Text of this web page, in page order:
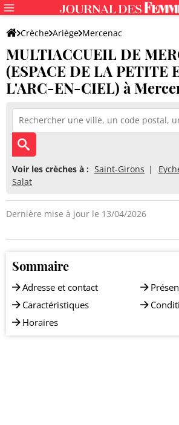
Crèche Ariège Mercenac
MULTIACCUEIL DE MERCENAC (ESPACE
MULTIACCUEIL DE
(ESPACE DE LA PETITE
L'ARC-EN-CIEL) à
Voir les crèches à : Saint-Girons
Salat
Dernière mise à jour le 13/04/2026
Sommaire
Adresse et contact
Caractéristiques
Horaires